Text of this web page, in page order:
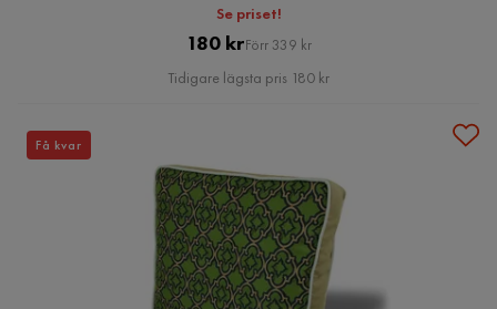
Se priset!
Pris
180 krOriginal
Pris
Förr 339 kr
Tidigare lägsta pris 180 kr
Få kvar